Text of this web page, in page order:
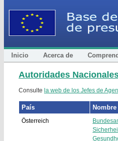
Inicio Acerca de
Autoridades
Consulte la web de los Jefes de
País Nombre
Österreich